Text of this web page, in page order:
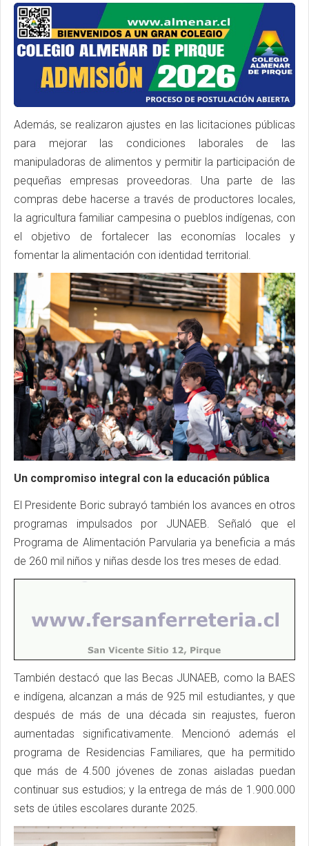
Además, se realizaron ajustes en las licitaciones públicas
para mejorar las condiciones laborales de las
manipuladoras de alimentos y permitir la participación de
pequeñas empresas proveedoras. Una parte de las
compras debe hacerse a través de productores locales,
la agricultura familiar campesina o pueblos indígenas, con
el objetivo de fortalecer las economías locales y
fomentar la alimentación con identidad territorial.
Un compromiso integral con la educación pública
El Presidente Boric subrayó también los avances en otros
programas impulsados por JUNAEB. Señaló que el
Programa de Alimentación Parvularia ya beneficia a más
de 260 mil niños y niñas desde los tres meses de edad.
También destacó que las Becas JUNAEB, como la BAES
e indígena, alcanzan a más de 925 mil estudiantes, y que
después de más de una década sin reajustes, fueron
aumentadas significativamente. Mencionó además el
programa de Residencias Familiares, que ha permitido
que más de 4.500 jóvenes de zonas aisladas puedan
continuar sus estudios; y la entrega de más de 1.900.000
sets de útiles escolares durante 2025.